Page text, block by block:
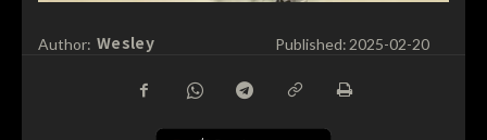
Author: Wesley Published: 2025-02-20